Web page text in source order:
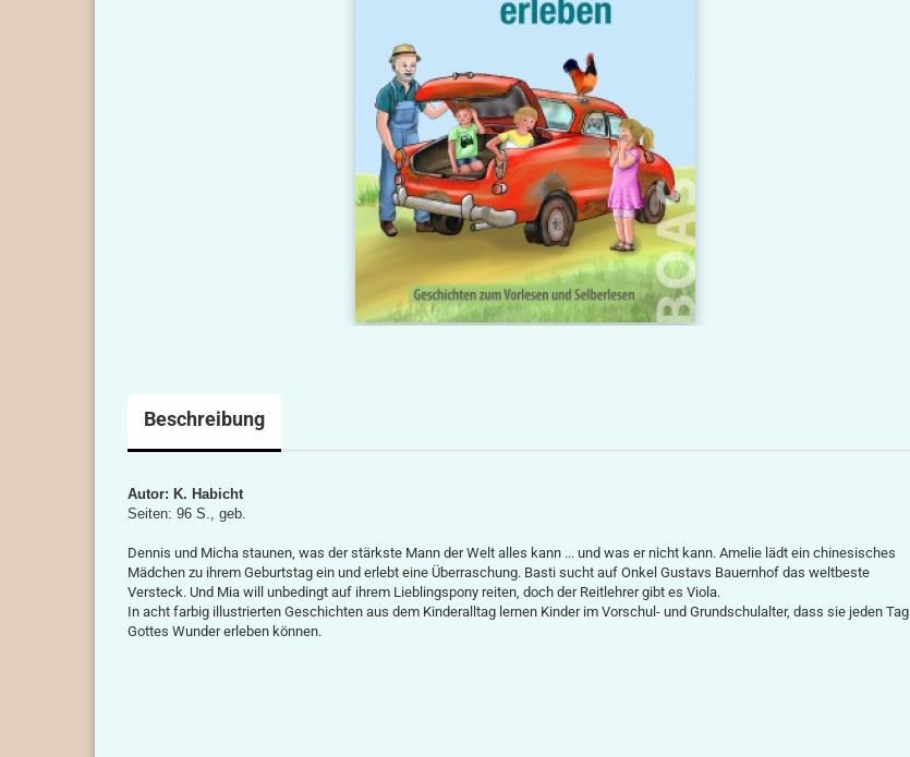
Beschreibung
Autor: K. Habicht
Seiten: 96 S., geb.
Dennis und Micha staunen, was der stärkste Mann der Welt alles kann ... und was er nicht kann. Amelie lädt ein chinesisches
Mädchen zu ihrem Geburtstag ein und erlebt eine Überraschung. Basti sucht auf Onkel Gustavs Bauernhof das weltbeste
Versteck. Und Mia will unbedingt auf ihrem Lieblingspony reiten, doch der Reitlehrer gibt es Viola.
In acht farbig illustrierten Geschichten aus dem Kinderalltag lernen Kinder im Vorschul- und Grundschulalter, dass sie jeden Tag
Gottes Wunder erleben können.